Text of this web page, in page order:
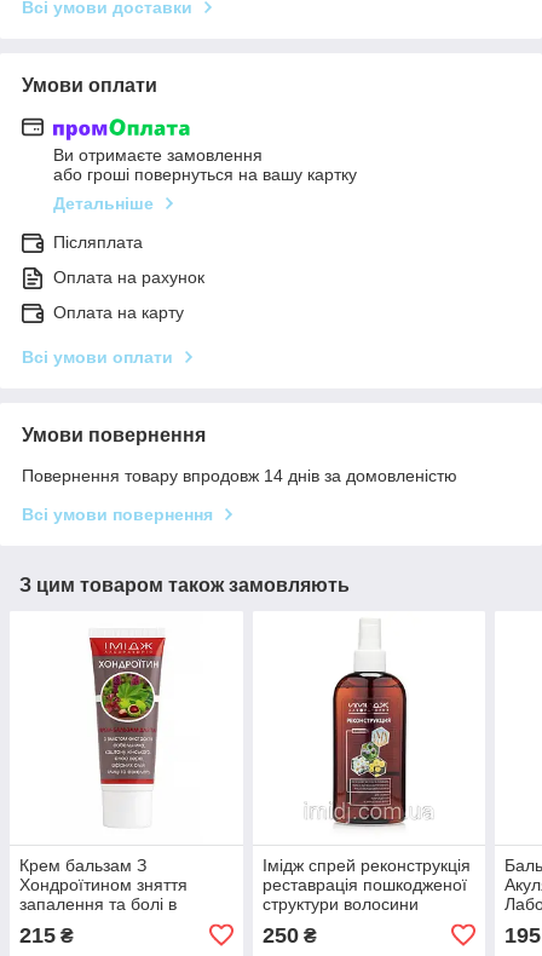
Всі умови доставки
Умови оплати
Ви отримаєте замовлення
або гроші повернуться на вашу картку
Детальніше
Післяплата
Оплата на рахунок
Оплата на карту
Всі умови оплати
Умови повернення
Повернення товару впродовж 14 днів за домовленістю
Всі умови повернення
З цим товаром також замовляють
Крем бальзам З
Хондроїтином зняття
запалення та болі в
суглобах, м'язах і хребті
Імідж Лабораторія
215 ₴
Імідж спрей реконструкція
реставрація пошкодженої
структури волосини
250₴ 195